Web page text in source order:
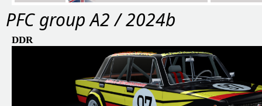
PFС group A2 / 2024b
DDR